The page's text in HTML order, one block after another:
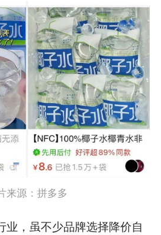
来源：拼多多
业，虽不少品牌选择降价自